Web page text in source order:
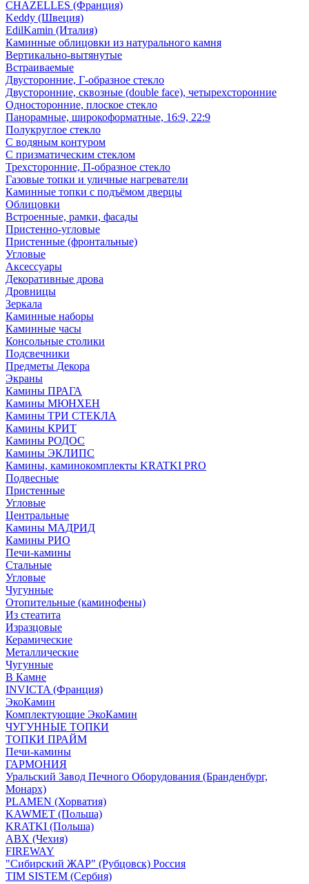
CHAZELLES (Франция)
Keddy (Швеция)
EdilKamin (Италия)
Каминные облицовки из натурального камня
Вертикально-вытянутые
Встраиваемые
Двусторонние, Г-образное стекло
Двусторонние, сквозные (double face), четырехсторонние
Односторонние, плоское стекло
Панорамные, широкоформатные, 16:9, 22:9
Полукруглое стекло
С водяным контуром
С призматическим стеклом
Трехсторонние, П-образное стекло
Газовые топки и уличные нагреватели
Каминные топки с подъёмом дверцы
Облицовки
Встроенные, рамки, фасады
Пристенно-угловые
Пристенные (фронтальные)
Угловые
Аксессуары
Декоративные дрова
Дровницы
Зеркала
Каминные наборы
Каминные часы
Консольные столики
Подсвечники
Предметы Декора
Экраны
Камины ПРАГА
Камины МЮНХЕН
Камины ТРИ СТЕКЛА
Камины КРИТ
Камины РОДОС
Камины ЭКЛИПС
Камины, каминокомплекты KRATKI PRO
Подвесные
Пристенные
Угловые
Центральные
Камины МАДРИД
Камины РИО
Печи-камины
Стальные
Угловые
Чугунные
Отопительные (каминофены)
Из стеатита
Изразцовые
Керамические
Металлические
Чугунные
В Камне
INVICTA (Франция)
ЭкоКамин
Комплектующие ЭкоКамин
ЧУГУННЫЕ ТОПКИ
ТОПКИ ПРАЙМ
Печи-камины
ГАРМОНИЯ
Уральский Завод Печного Оборудования (Бранденбург,
Монарх)
PLAMEN (Хорватия)
KAWMET (Польша)
KRATKI (Польша)
ABX (Чехия)
FIREWAY
"Сибирский ЖАР" (Рубцовск) Россия
TIM SISTEM (Сербия)